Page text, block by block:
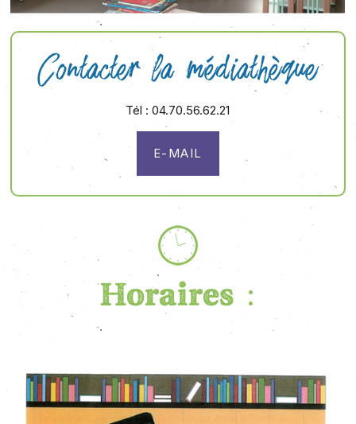
Contacter la médiathèque
Tél : 04.70.56.62.21
E-MAIL
Horaires :